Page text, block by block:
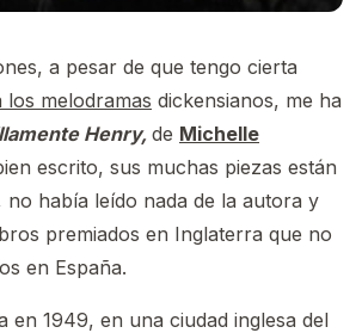
a pesar de que tengo cierta
melodramas dickensianos, me ha
Henry, de Michelle
escrito, sus muchas piezas están
no había leído nada de la autora y
premiados en Inglaterra que no
en España.
en 1949, en una ciudad inglesa del